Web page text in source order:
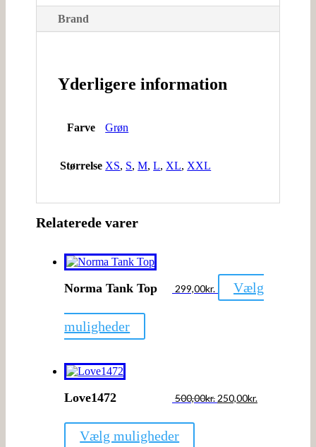
Brand
Yderligere information
Farve Grøn
Størrelse XS, S,M,L, XL, XXL
Relaterede varer
Norma Tank Top 299,00kr. Vælg
muligheder
på
varesiden
Love1472 500,00kr. 250,00kr.
Vælg muligheder